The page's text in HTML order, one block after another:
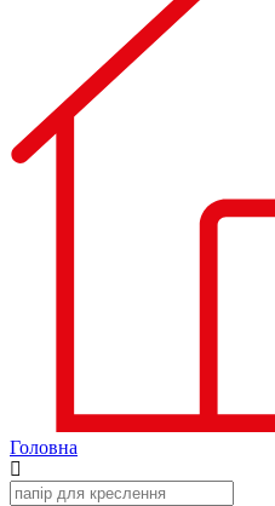
Головна